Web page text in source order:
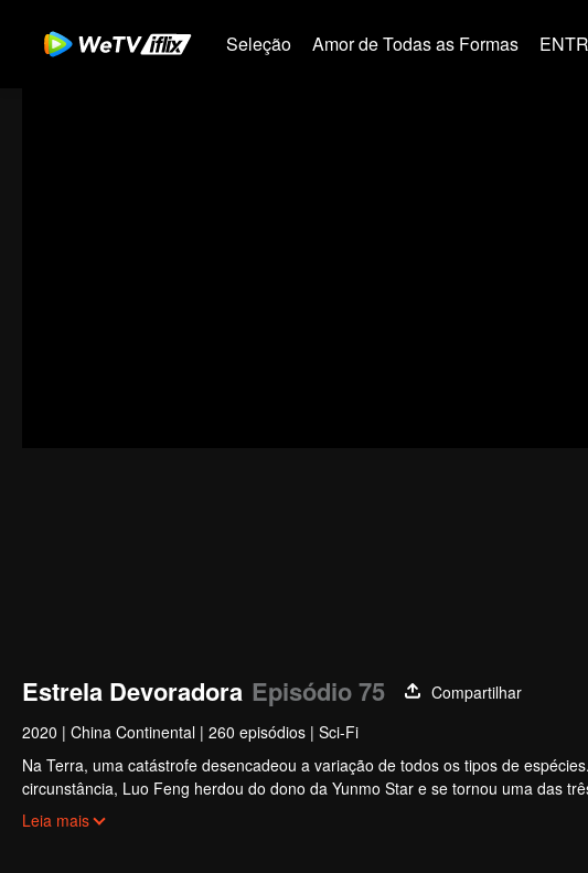
Seleção Amor de Todas as Formas
Estrela Devoradora Episódio 75
Compartilhar
2020 | China Continental | 260 episódios | Sci-Fi
Na Terra, uma catástrofe desencadeou a variação de todos os tipos de
circunstância, Luo Feng herdou do dono da Yunmo Star e se tornou uma das
contra o monstro gigante engolido, mas depois tomou a carne do monstro. Na
Leia mais